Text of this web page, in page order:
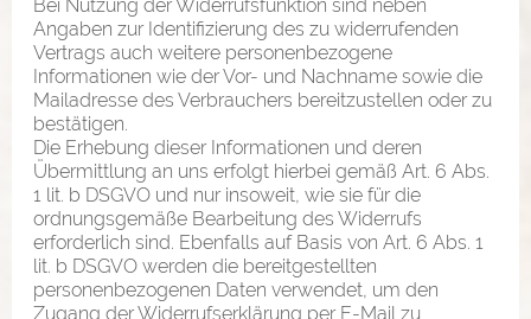
Bei Nutzung der Widerrufsfunktion sind neben
Angaben zur Identifizierung des zu widerrufenden
Vertrags auch weitere personenbezogene
Informationen wie der Vor- und Nachname sowie die
Mailadresse des Verbrauchers bereitzustellen oder zu
bestätigen.
Die Erhebung dieser Informationen und deren
Übermittlung an uns erfolgt hierbei gemäß Art. 6 Abs.
1 lit. b DSGVO und nur insoweit, wie sie für die
ordnungsgemäße Bearbeitung des Widerrufs
erforderlich sind. Ebenfalls auf Basis von Art. 6 Abs. 1
lit. b DSGVO werden die bereitgestellten
personenbezogenen Daten verwendet, um den
Zugang der Widerrufserklärung per E-Mail zu